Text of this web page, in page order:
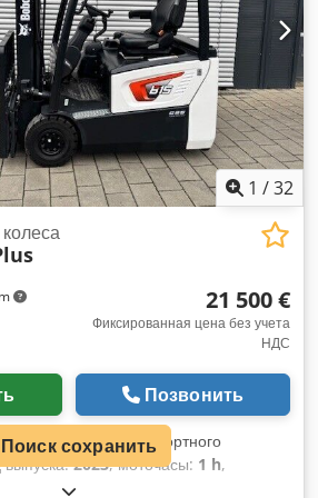
1 /32
21 500 €
Фиксированная цена без учета
НДС
Позвонить
машины/транспортного
выпуска:2023, моточасы: 1 h,
, высота подъема:
Поиск сохранить